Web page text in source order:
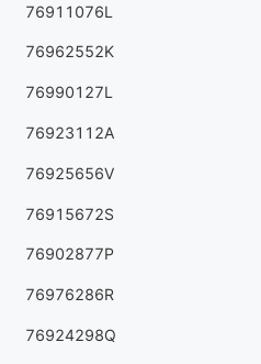
76911076L
76962552K
76990127L
76923112A
76925656V
76915672S
76902877P
76976286R
76924298Q